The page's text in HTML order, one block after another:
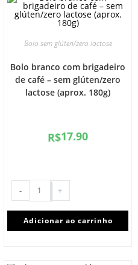
Bolo sem glúten/zero lactose
Bolo branco com brigadeiro
de café – sem glúten/zero
lactose (aprox. 180g)
R$17.90
- +
Adicionar ao carrinho